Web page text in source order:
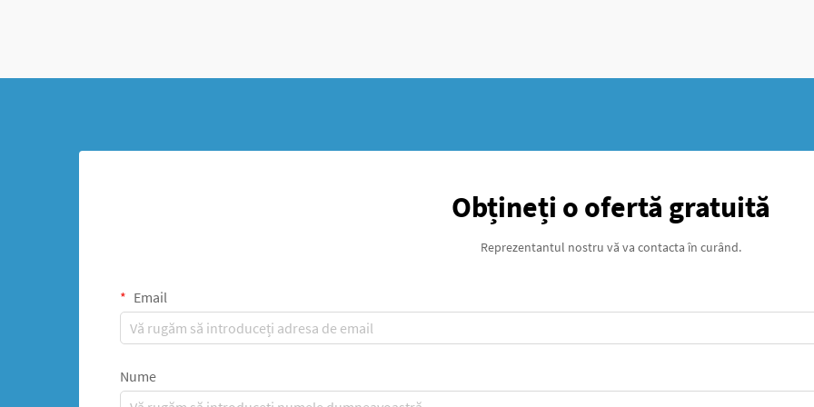
Obțineți o ofertă gratuită
Reprezentantul nostru vă va contacta în curând.
Email
Nume